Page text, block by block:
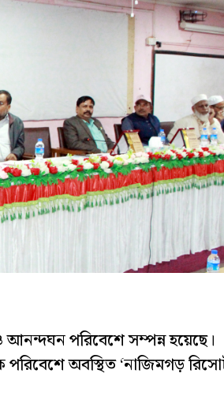
পরিবেশে সম্পন্ন হয়েছে।
অবস্থিত ‘নাজিমগড়